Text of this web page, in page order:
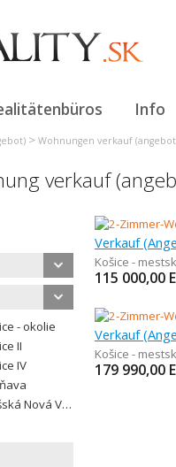
Info
> Wohnungen verkauf
verkauf
- okolie
II
IV
Nová Ves
Košice -
115 000,00
Košice -
179 990,00